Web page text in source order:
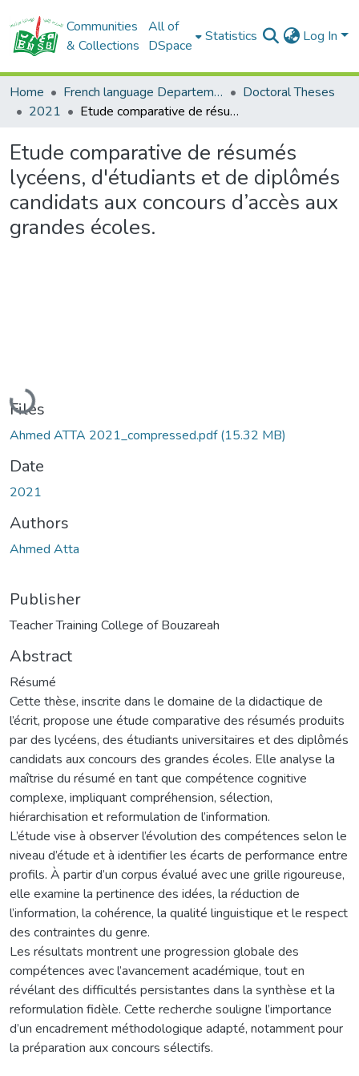
Communities
& Collections
All of
DSpace
Statistics Log In
Home French language Departement
Doctoral Theses
2021
Etude comparative de résumés lycéens, d'étudiants et de diplômés candidats aux concours d’accès aux grandes écoles.
Etude comparative de résumés
lycéens, d'étudiants et de diplômés
candidats aux concours d’accès aux
grandes écoles.
Loading...
Files
Ahmed ATTA 2021_compressed.pdf(15.32 MB)
Date
2021
Authors
Ahmed Atta
Publisher
Teacher Training College of Bouzareah
Abstract
Résumé
Cette thèse, inscrite dans le domaine de la didactique de
l’écrit, propose une étude comparative des résumés produits
par des lycéens, des étudiants universitaires et des diplômés
candidats aux concours des grandes écoles. Elle analyse la
maîtrise du résumé en tant que compétence cognitive
complexe, impliquant compréhension, sélection,
hiérarchisation et reformulation de l’information.
L’étude vise à observer l’évolution des compétences selon le
niveau d’étude et à identifier les écarts de performance entre
profils. À partir d’un corpus évalué avec une grille rigoureuse,
elle examine la pertinence des idées, la réduction de
l’information, la cohérence, la qualité linguistique et le respect
des contraintes du genre.
Les résultats montrent une progression globale des
compétences avec l’avancement académique, tout en
révélant des difficultés persistantes dans la synthèse et la
reformulation fidèle. Cette recherche souligne l’importance
d’un encadrement méthodologique adapté, notamment pour
la préparation aux concours sélectifs.